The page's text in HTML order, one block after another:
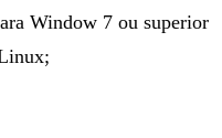
Window 7 ou superior